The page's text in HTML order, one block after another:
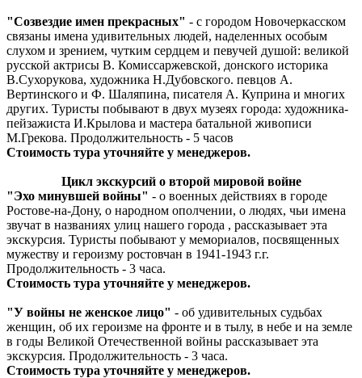
"Созвездие имен прекрасных" - с городом Новочеркасском
связаны имена удивительных людей, наделенных особым
слухом и зрением, чутким сердцем и певучей душой: великой
русской актрисы В. Комиссаржевской, донского историка
В.Сухорукова, художника Н.Дубовского. певцов А.
Вертинского и Ф. Шаляпина, писателя А. Куприна и многих
других. Туристы побывают в двух музеях города: художника-
пейзажиста И.Крылова и мастера батальной живописи
М.Грекова. Продолжительность - 5 часов
Стоимость тура уточняйте у менеджеров.
Цикл экскурсий о второй мировой войне
"Эхо минувшей войны" - о военных действиях в городе
Ростове-на-Дону, о народном ополчении, о людях, чьи имена
звучат в названиях улиц нашего города , рассказывает эта
экскурсия. Туристы побывают у мемориалов, посвященных
мужеству и героизму ростовчан в 1941-1943 г.г.
Продолжительность - 3 часа.
Стоимость тура уточняйте у менеджеров.
"У войны не женское лицо" - об удивительных судьбах
женщин, об их героизме на фронте и в тылу, в небе и на земле
в годы Великой Отечественной войны рассказывает эта
экскурсия. Продолжительность - 3 часа.
Стоимость тура уточняйте у менеджеров.